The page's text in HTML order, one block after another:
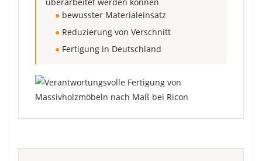
überarbeitet werden können
● bewusster Materialeinsatz
● Reduzierung von Verschnitt
● Fertigung in Deutschland